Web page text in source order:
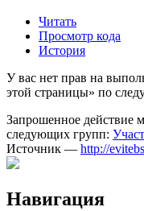
Читать
Просмотр кода
История
У вас нет прав на
этой страницы» по
Запрошенное действие
следующих групп:
Источник — http://
Навигация